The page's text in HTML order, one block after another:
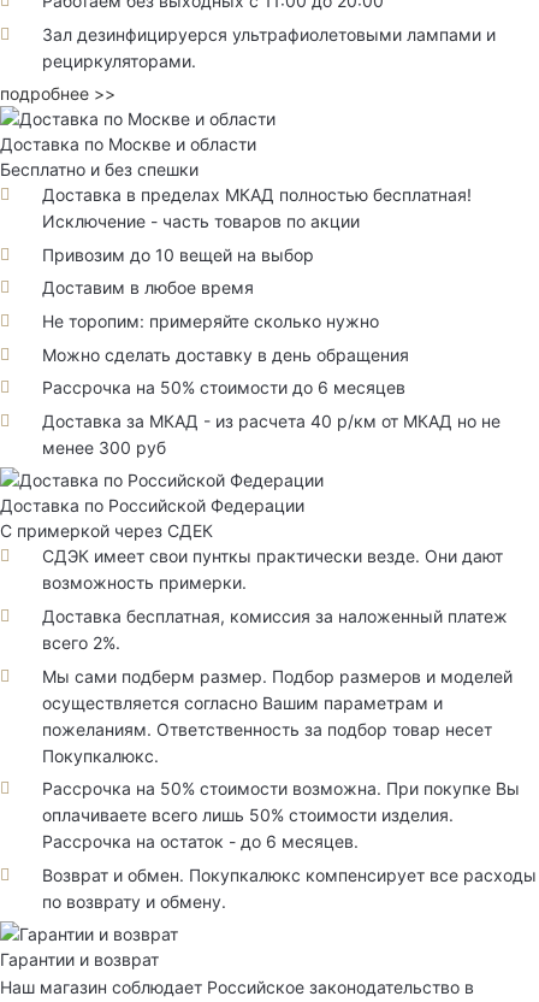
Зал дезинфицируерся ультрафиолетовыми лампами и
рециркуляторами.
подробнее >>
Доставка по Москве и области
Бесплатно и без спешки
Доставка в пределах МКАД полностью бесплатная!
Исключение - часть товаров по акции
Привозим до 10 вещей на выбор
Доставим в любое время
Не торопим: примеряйте сколько нужно
Можно сделать доставку в день обращения
Рассрочка на 50% стоимости до 6 месяцев
Доставка за МКАД - из расчета 40 р/км от МКАД но не
менее 300 руб
Доставка по Российской Федерации
С примеркой через СДЕК
СДЭК имеет свои пунткы практически везде. Они дают
возможность примерки.
Доставка бесплатная, комиссия за наложенный платеж
всего 2%.
Мы сами подберм размер. Подбор размеров и моделей
осуществляется согласно Вашим параметрам и
пожеланиям. Ответственность за подбор товар несет
Покупкалюкс.
Рассрочка на 50% стоимости возможна. При покупке Вы
оплачиваете всего лишь 50% стоимости изделия.
Рассрочка на остаток - до 6 месяцев.
Возврат и обмен. Покупкалюкс компенсирует все расходы
по возврату и обмену.
Гарантии и возврат
Наш магазин соблюдает Российское законодательство в